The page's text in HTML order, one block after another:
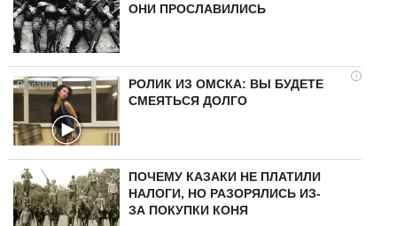
ОНИ ПРОСЛАВИЛИСЬ
i
РОЛИК ИЗ ОМСКА: ВЫ БУДЕТЕ
СМЕЯТЬСЯ ДОЛГО
ПОЧЕМУ КАЗАКИ НЕ ПЛАТИЛИ
НАЛОГИ, НО РАЗОРЯЛИСЬ ИЗ-
ЗА ПОКУПКИ КОНЯ